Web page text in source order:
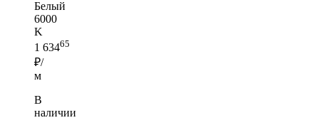
Белый
6000
K
1 63465
₽/
м
В
наличии